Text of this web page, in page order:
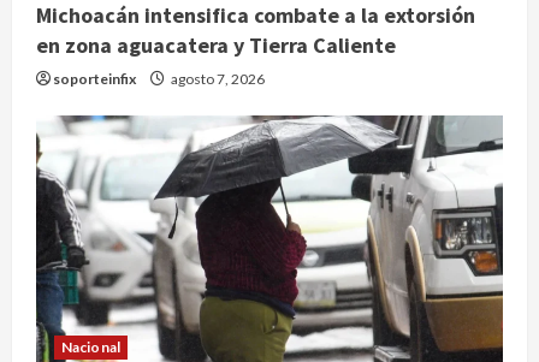
Michoacán intensifica combate a la extorsión
en zona aguacatera y Tierra Caliente
soporteinfix agosto 7, 2026
Nacional